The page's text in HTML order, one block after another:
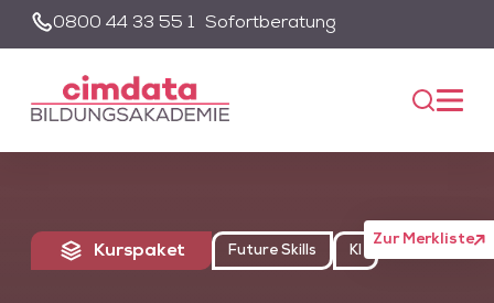
0800 44 33 55 1 Sofortberatung
Zur Merkliste
Unsere Suche wird von einem KI-gestützten Chatbot-System
der Datenschutzerklärung zustimmen und die entsprechenden
Kurspaket Future Skills KI